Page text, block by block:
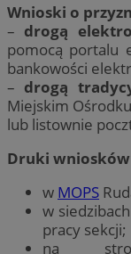
Wnioski o
– drogą
pomocą portalu
bankowości
– drogą
Miejskim
lub listownie
Druki
w MOPS
w
pracy sekcji;
na